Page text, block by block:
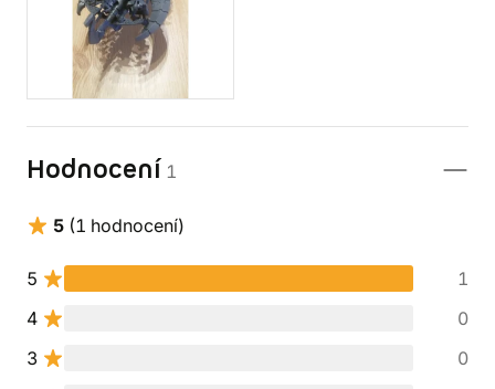
Hodnocení 1
5 (1 hodnocení)
5
1
4
0
3
0